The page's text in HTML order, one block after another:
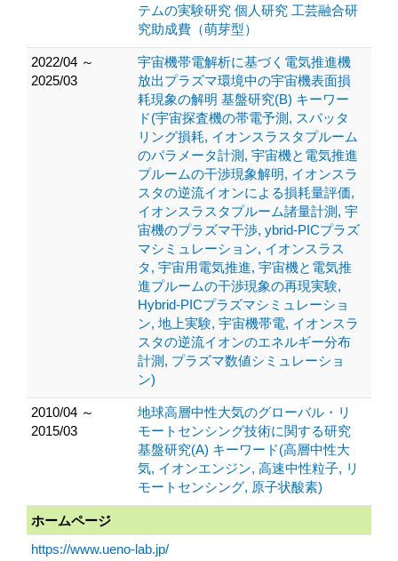
テムの実験研究 個人研究 工芸融合研
究助成費（萌芽型）
2022/04 ～
2025/03
宇宙機帯電解析に基づく電気推進機
放出プラズマ環境中の宇宙機表面損
耗現象の解明 基盤研究(B) キーワー
ド(宇宙探査機の帯電予測, スパッタ
リング損耗, イオンスラスタプルーム
のパラメータ計測, 宇宙機と電気推進
プルームの干渉現象解明, イオンスラ
スタの逆流イオンによる損耗量評価,
イオンスラスタプルーム諸量計測, 宇
宙機のプラズマ干渉, ybrid-PICプラズ
マシミュレーション, イオンスラス
タ, 宇宙用電気推進, 宇宙機と電気推
進プルームの干渉現象の再現実験,
Hybrid-PICプラズマシミュレーショ
ン, 地上実験, 宇宙機帯電, イオンスラ
スタの逆流イオンのエネルギー分布
計測, プラズマ数値シミュレーショ
ン)
2010/04 ～
2015/03
地球高層中性大気のグローバル・リ
モートセンシング技術に関する研究
基盤研究(A) キーワード(高層中性大
気, イオンエンジン, 高速中性粒子, リ
モートセンシング, 原子状酸素)
ホームページ
https://www.ueno-lab.jp/